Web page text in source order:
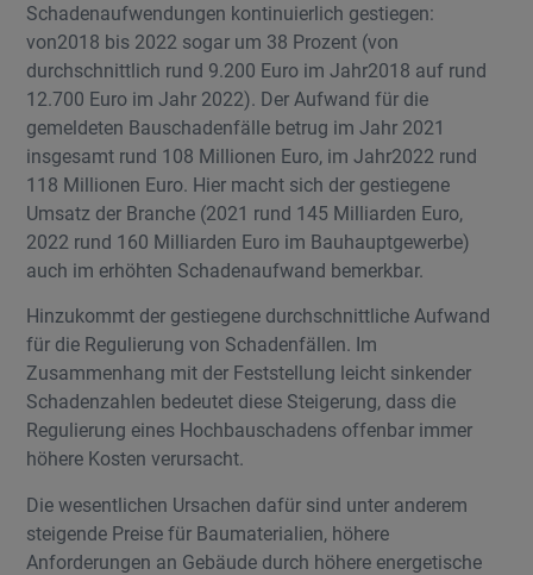
Schadenaufwendungen kontinuierlich gestiegen:
von2018 bis 2022 sogar um 38 Prozent (von
durchschnittlich rund 9.200 Euro im Jahr2018 auf rund
12.700 Euro im Jahr 2022). Der Aufwand für die
gemeldeten Bauschadenfälle betrug im Jahr 2021
insgesamt rund 108 Millionen Euro, im Jahr2022 rund
118 Millionen Euro. Hier macht sich der gestiegene
Umsatz der Branche (2021 rund 145 Milliarden Euro,
2022 rund 160 Milliarden Euro im Bauhauptgewerbe)
auch im erhöhten Schadenaufwand bemerkbar.
Hinzukommt der gestiegene durchschnittliche Aufwand
für die Regulierung von Schadenfällen. Im
Zusammenhang mit der Feststellung leicht sinkender
Schadenzahlen bedeutet diese Steigerung, dass die
Regulierung eines Hochbauschadens offenbar immer
höhere Kosten verursacht.
Die wesentlichen Ursachen dafür sind unter anderem
steigende Preise für Baumaterialien, höhere
Anforderungen an Gebäude durch höhere energetische